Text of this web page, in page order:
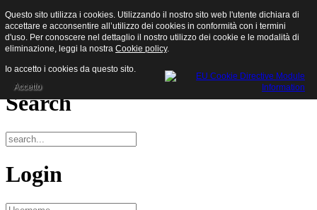
Sisam S.p.a.
Menu
Search
Login
Questo sito utilizza i cookies. Utilizzando il nostro sito web l'utente dichiara di
accettare e acconsentire all’utilizzo dei cookies in conformità con i termini
d'uso. Per conoscere nel dettaglio il nostro utilizzo dei cookie e le modalità di
eliminazione, leggi la nostra Cookie policy.
Io accetto i cookies da questo sito.
Accetto